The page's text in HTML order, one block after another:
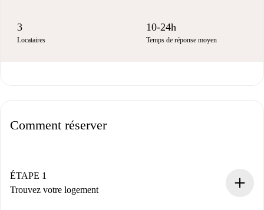
3
Locataires
10-24h
Temps de réponse moyen
Comment réserver
ÉTAPE 1
Trouvez votre logement